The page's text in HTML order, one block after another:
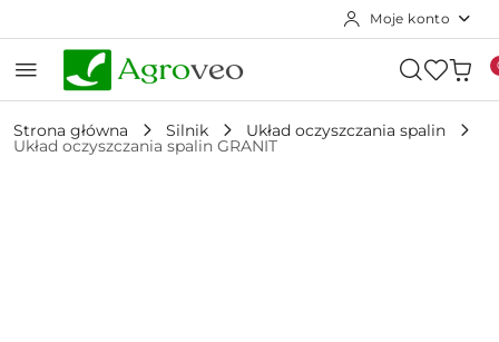
Moje konto
Strona główna Silnik Układ oczyszczania spalin
Układ oczyszczania spalin GRANIT